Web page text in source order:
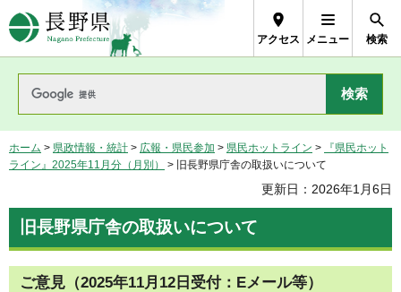
長野県Nagano Prefecture
アクセス メニュー 検索
ホーム > 県政情報・統計 > 広報・県民参加 > 県民ホットライン >
『県民ホット
ライン』2025年11月分（月別）
> 旧長野県庁舎の取扱いについて
更新日：2026年1月6日
旧長野県庁舎の取扱いについて
ご意見（2025年11月12日受付：Eメール等）